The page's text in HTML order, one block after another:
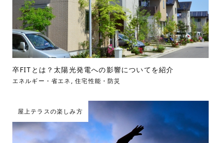
卒FITとは？太陽光発電への影響についてを紹介
エネルギー・省エネ ,住宅性能・防災
屋上テラスの楽しみ方